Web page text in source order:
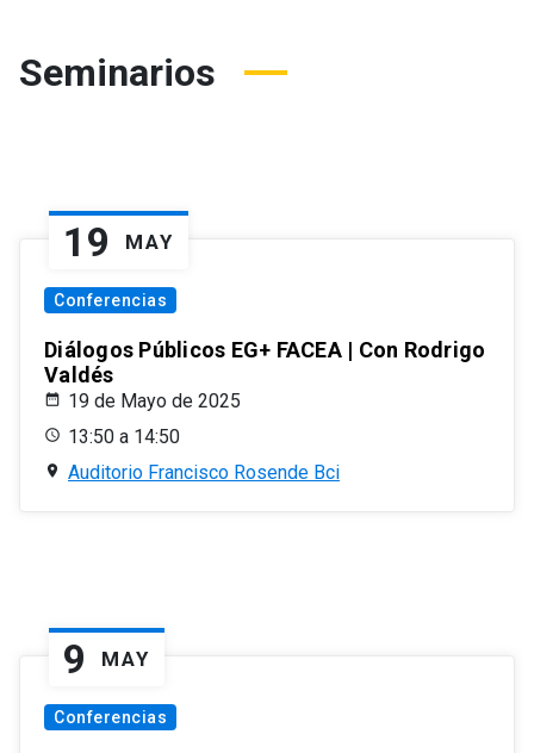
Seminarios
19 MAY
Conferencias
Diálogos Públicos EG+ FACEA | Con Rodrigo
Valdés
19 de Mayo de 2025
13:50 a 14:50
Auditorio Francisco Rosende Bci
9 MAY
Conferencias